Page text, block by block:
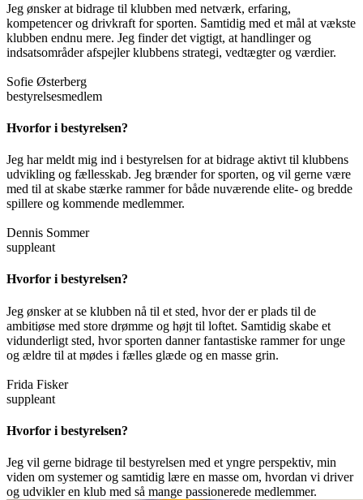
Jeg ønsker at bidrage til klubben med netværk, erfaring,
kompetencer og drivkraft for sporten. Samtidig med et mål at vækste
klubben endnu mere. Jeg finder det vigtigt, at handlinger og
indsatsområder afspejler klubbens strategi, vedtægter og værdier.
Sofie Østerberg
bestyrelsesmedlem
Hvorfor i bestyrelsen?
Jeg har meldt mig ind i bestyrelsen for at bidrage aktivt til klubbens
udvikling og fællesskab. Jeg brænder for sporten, og vil gerne være
med til at skabe stærke rammer for både nuværende elite- og bredde
spillere og kommende medlemmer.
Dennis Sommer
suppleant
Hvorfor i bestyrelsen?
Jeg ønsker at se klubben nå til et sted, hvor der er plads til de
ambitiøse med store drømme og højt til loftet. Samtidig skabe et
vidunderligt sted, hvor sporten danner fantastiske rammer for unge
og ældre til at mødes i fælles glæde og en masse grin.
Frida Fisker
suppleant
Hvorfor i bestyrelsen?
Jeg vil gerne bidrage til bestyrelsen med et yngre perspektiv, min
viden om systemer og samtidig lære en masse om, hvordan vi driver
og udvikler en klub med så mange passionerede medlemmer.